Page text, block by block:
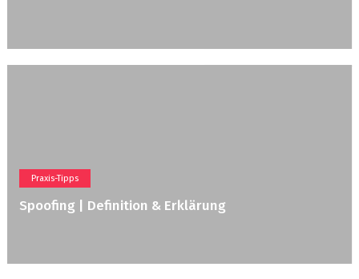
Praxis-Tipps
Spoofing | Definition & Erklärung